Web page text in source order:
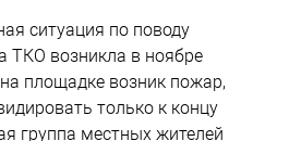
ситуация по поводу
ТКО возникла в ноябре
площадке возник пожар,
только к концу
группа местных жителей